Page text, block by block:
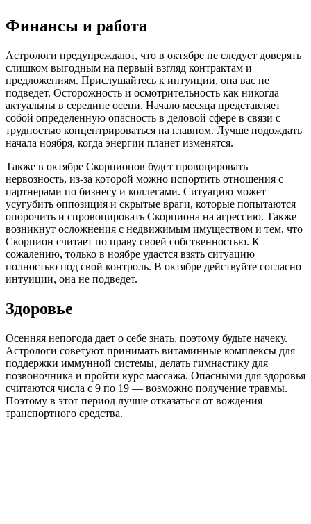
Финансы и работа
Астрологи предупреждают, что в октябре не следует доверять
слишком выгодным на первый взгляд контрактам и
предложениям. Прислушайтесь к интуиции, она вас не
подведет. Осторожность и осмотрительность как никогда
актуальны в середине осени. Начало месяца представляет
собой определенную опасность в деловой сфере в связи с
трудностью концентрироваться на главном. Лучше подождать
начала ноября, когда энергии планет изменятся.
Также в октябре Скорпионов будет провоцировать
нервозность, из-за которой можно испортить отношения с
партнерами по бизнесу и коллегами. Ситуацию может
усугубить оппозиция и скрытые враги, которые попытаются
опорочить и спровоцировать Скорпиона на агрессию. Также
возникнут осложнения с недвижимым имуществом и тем, что
Скорпион считает по праву своей собственностью. К
сожалению, только в ноябре удастся взять ситуацию
полностью под свой контроль. В октябре действуйте согласно
интуиции, она не подведет.
Здоровье
Осенняя непогода дает о себе знать, поэтому будьте начеку.
Астрологи советуют принимать витаминные комплексы для
поддержки иммунной системы, делать гимнастику для
позвоночника и пройти курс массажа. Опасными для здоровья
считаются числа с 9 по 19 — возможно получение травмы.
Поэтому в этот период лучше отказаться от вождения
транспортного средства.